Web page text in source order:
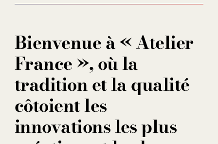
Contact
Bienvenue à « Atelier
France », où la
tradition et la qualité
côtoient les
innovations les plus